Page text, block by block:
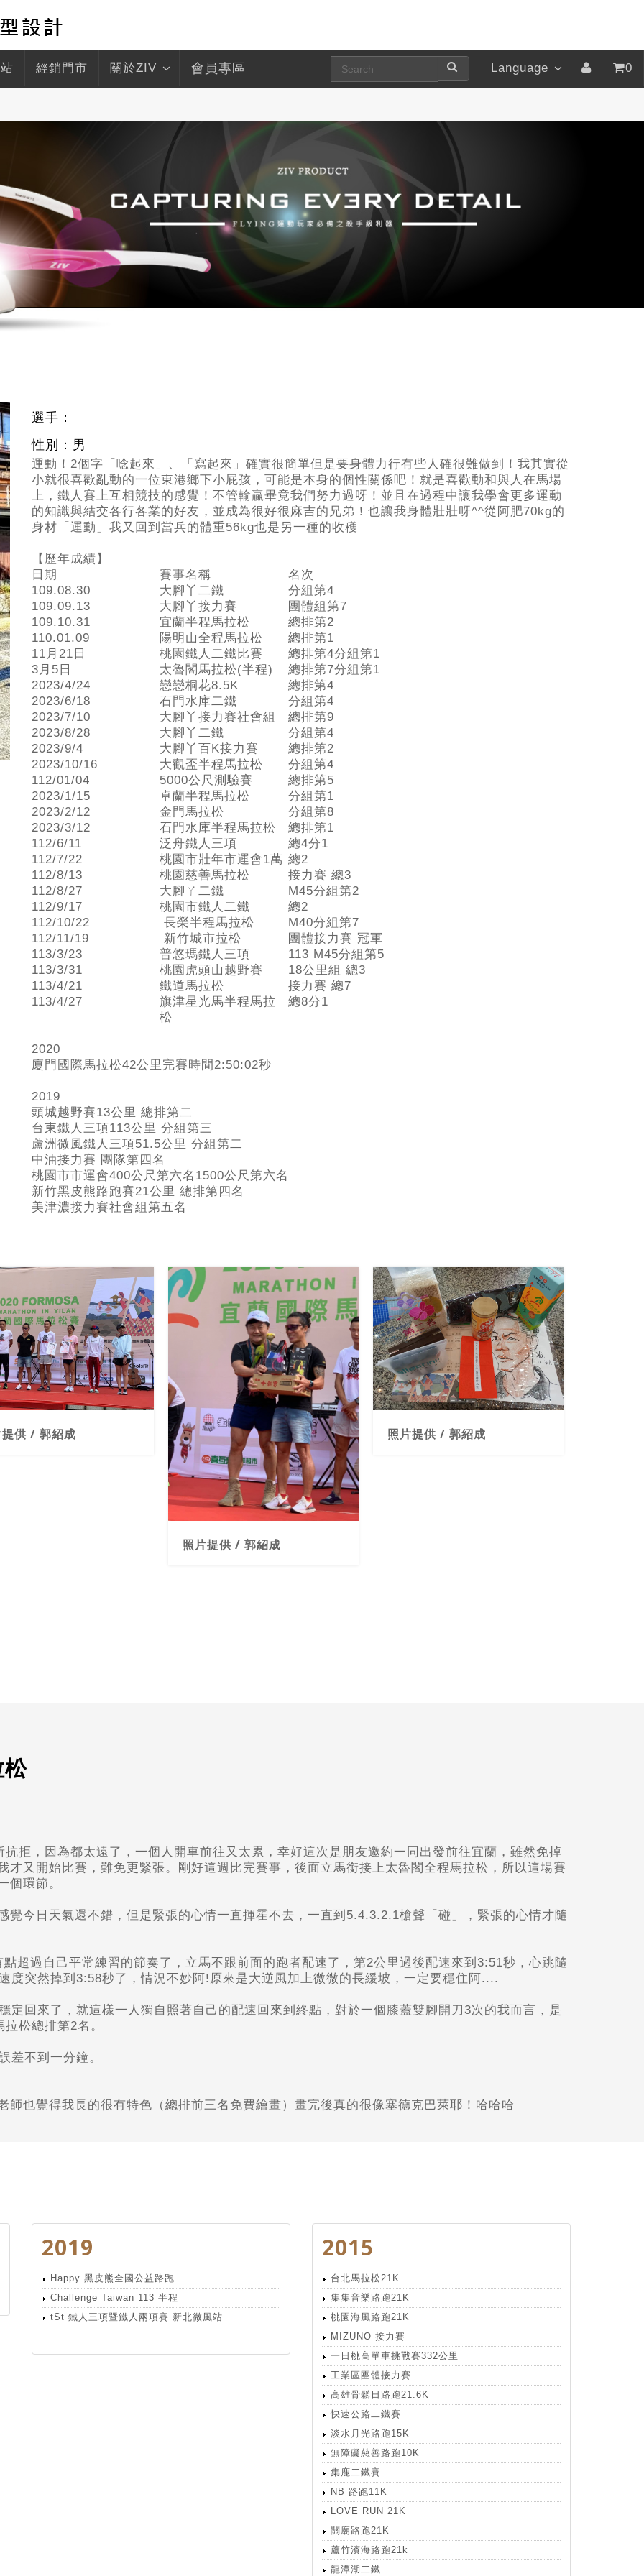
經銷門市 關於ZIV 會員專區 Language 0
選手：
性別：男
運動！2個字「唸起來」、「寫起來」確實很簡單但是要身體力行有些人確很難做到！我其實從
小就很喜歡亂動的一位東港鄉下小屁孩，可能是本身的個性關係吧！就是喜歡動和與人在馬場
上，鐵人賽上互相競技的感覺！不管輸贏畢竟我們努力過呀！並且在過程中讓我學會更多運動
的知識與結交各行各業的好友，並成為很好很麻吉的兄弟！也讓我身體壯壯呀^^從阿肥70kg的
身材「運動」我又回到當兵的體重56kg也是另一種的收穫
【歷年成績】
日期
賽事名稱
名次
109.08.30
大腳丫二鐵
分組第4
109.09.13
大腳丫接力賽
團體組第7
109.10.31
宜蘭半程馬拉松
總排第2
110.01.09
陽明山全程馬拉松
總排第1
11月21日
桃園鐵人二鐵比賽
總排第4分組第1
3月5日
太魯閣馬拉松(半程)
總排第7分組第1
2023/4/24
戀戀桐花8.5K
總排第4
2023/6/18
石門水庫二鐵
分組第4
2023/7/10
大腳丫接力賽社會組
總排第9
2023/8/28
大腳丫二鐵
分組第4
2023/9/4
大腳丫百K接力賽
總排第2
2023/10/16
大觀盃半程馬拉松
分組第4
112/01/04
5000公尺測驗賽
總排第5
2023/1/15
卓蘭半程馬拉松
分組第1
2023/2/12
金門馬拉松
分組第8
2023/3/12
石門水庫半程馬拉松
總排第1
112/6/11
泛舟鐵人三項
總4分1
112/7/22
桃園市壯年市運會1萬 總2
112/8/13
桃園慈善馬拉松
接力賽 總3
112/8/27
大腳ㄚ二鐵
M45分組第2
112/9/17
桃園市鐵人二鐵
總2
112/10/22
長榮半程馬拉松
M40分組第7
112/11/19
新竹城市拉松
團體接力賽 冠軍
113/3/23
普悠瑪鐵人三項
113 M45分組第5
113/3/31
桃園虎頭山越野賽
18公里組 總3
113/4/21
鐵道馬拉松
接力賽 總7
113/4/27
旗津星光馬半程馬拉
松
總8分1
2020
廈門國際馬拉松42公里完賽時間2:50:02秒
2019
頭城越野賽13公里 總排第二
台東鐵人三項113公里 分組第三
蘆洲微風鐵人三項51.5公里 分組第二
中油接力賽 團隊第四名
桃園市市運會400公尺第六名1500公尺第六名
新竹黑皮熊路跑賽21公里 總排第四名
美津濃接力賽社會組第五名
供 / 郭紹成
照片提供 / 郭紹成
照片提供 / 郭紹成
拒，因為都太遠了，一個人開車前往又太累，幸好這次是朋友邀約一同出發前往宜蘭，雖然免掉
才又開始比賽，難免更緊張。剛好這週比完賽事，後面立馬銜接上太魯閣全程馬拉松，所以這場賽
個環節。
覺今日天氣還不錯，但是緊張的心情一直揮霍不去，一直到5.4.3.2.1槍聲「碰」， 緊張的心情才隨
超過自己平常練習的節奏了，立馬不跟前面的跑者配速了，第2公里過後配速來到3:51秒，心跳隨
度突然掉到3:58秒了，情況不妙阿!原來是大逆風加上微微的長緩坡，一定要穩住阿....
定回來了，就這樣一人獨自照著自己的配速回來到終點，對於一個膝蓋雙腳開刀3次的我而言，是
松總排第2名。
差不到一分鐘。
師也覺得我長的很有特色（總排前三名免費繪畫）畫完後真的很像塞德克巴萊耶！哈哈哈
2019
Happy 黑皮熊全國公益路跑
Challenge Taiwan 113 半程
tSt 鐵人三項暨鐵人兩項賽 新北微風站
2015
台北馬拉松21K
集集音樂路跑21K
桃園海風路跑21K
MIZUNO 接力賽
一日桃高單車挑戰賽332公里
工業區團體接力賽
高雄骨鬆日路跑21.6K
快速公路二鐵賽
淡水月光路跑15K
無障礙慈善路跑10K
集鹿二鐵賽
NB 路跑11K
LOVE RUN 21K
關廟路跑21K
蘆竹濱海路跑21k
龍潭湖二鐵